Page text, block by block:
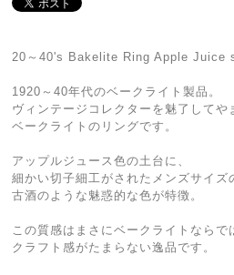
20～40's Bakelite Ring Apple Juice
1920～40年代のベークライト製品。
ヴィンテージコレクターを魅了してや
ベークライトのリングです。
アップルジュース色の土台に、
細かい切子細工がされたメンズサイズ
古酒のような魅惑的な色が特徴。
この質感はまさにベークライトならで
クラフト感がたまらない逸品です。